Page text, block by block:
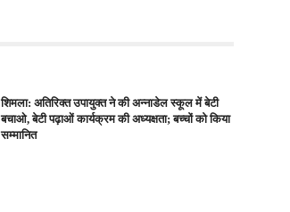
शिमला: अतिरिक्त उपायुक्त ने की अन्नाडेल स्कूल में बेटी
बचाओ, बेटी पढ़ाओं कार्यक्रम की अध्यक्षता; बच्चों को किया
सम्मानित